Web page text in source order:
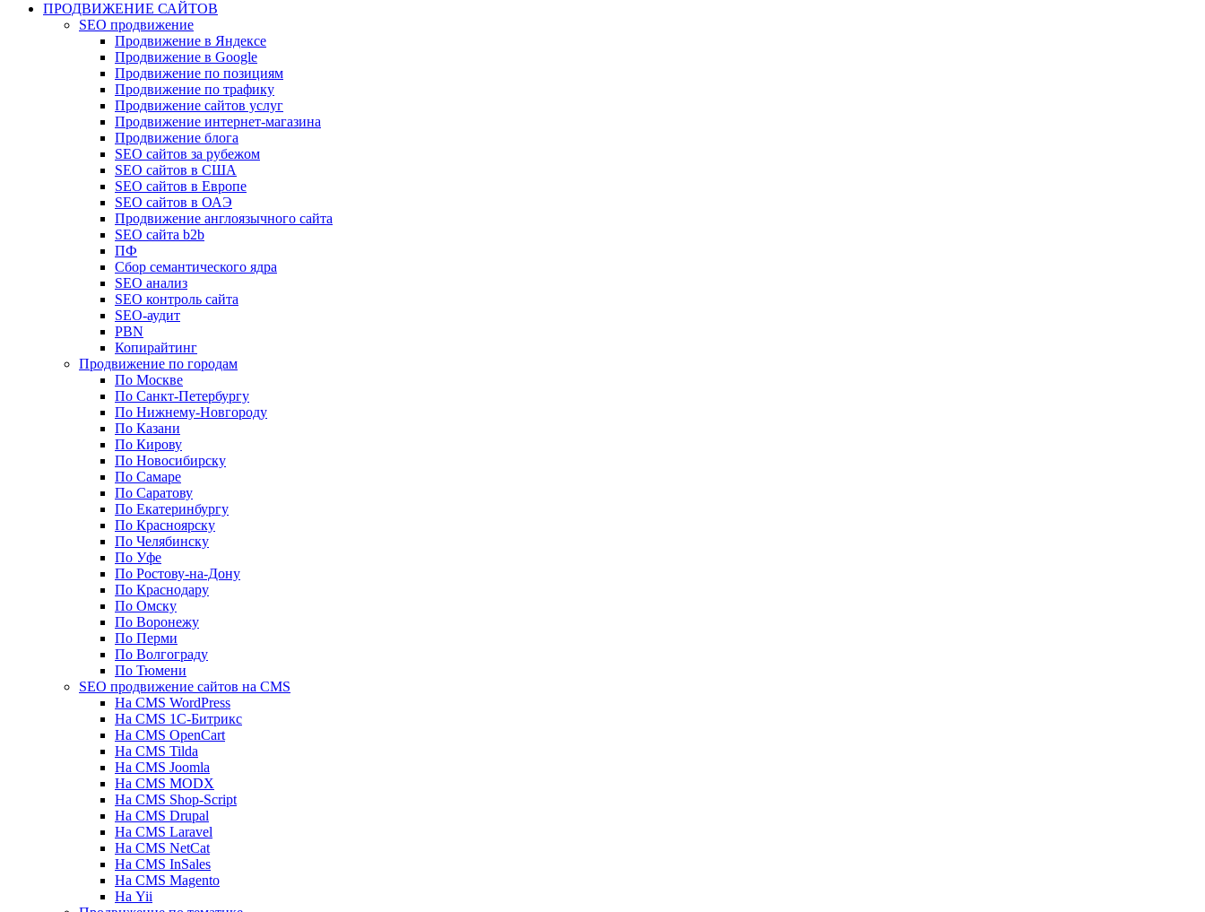
ПРОДВИЖЕНИЕ САЙТОВ
SEO продвижение
Продвижение в Яндексе
Продвижение в Google
Продвижение по позициям
Продвижение по трафику
Продвижение сайтов услуг
Продвижение интернет-магазина
Продвижение блога
SEO сайтов за рубежом
SEO сайтов в США
SEO сайтов в Европе
SEO сайтов в ОАЭ
Продвижение англоязычного сайта
SEO сайта b2b
ПФ
Сбор семантического ядра
SEO анализ
SEO контроль сайта
SEO-аудит
PBN
Копирайтинг
Продвижение по городам
По Москве
По Санкт-Петербургу
По Нижнему-Новгороду
По Казани
По Кирову
По Новосибирску
По Самаре
По Саратову
По Екатеринбургу
По Красноярску
По Челябинску
По Уфе
По Ростову-на-Дону
По Краснодару
По Омску
По Воронежу
По Перми
По Волгограду
По Тюмени
SEO продвижение сайтов на CMS
На CMS WordPress
На CMS 1С-Битрикс
На CMS OpenCart
На CMS Tilda
На CMS Joomla
На CMS MODX
На CMS Shop-Script
На CMS Drupal
На CMS Laravel
На CMS NetCat
На CMS InSales
На CMS Magento
На Yii